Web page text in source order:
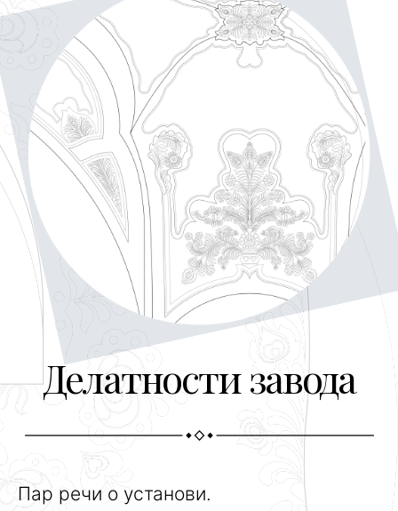
Делатности завода
Пар речи о установи.